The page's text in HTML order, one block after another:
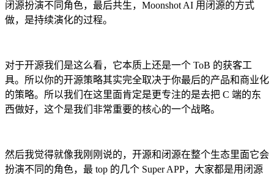
闭源扮演不同角色，最后共生，Moonshot AI 用闭源的方式
做，是持续演化的过程。
对于开源我们是这么看，它本质上还是一个 ToB 的获客工
具。所以你的开源策略其实完全取决于你最后的产品和商业化
的策略。所以我们在这里面肯定是更专注的是去把 C 端的东
西做好，这个是我们非常重要的核心的一个战略。
然后我觉得就像我刚刚说的，开源和闭源在整个生态里面它会
扮演不同的角色，最 top 的几个 Super APP，大家都是用闭源